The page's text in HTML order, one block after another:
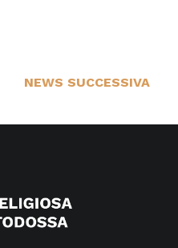
NEWS SUCCESSIVA